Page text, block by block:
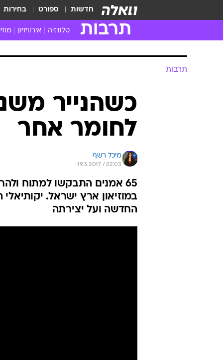
חדשות ספורט בחירות
תרבות טלוויזיה
טלוויזיה מחו"ל
סדרות מומלצות
האח הגדול
אירוויזיון
תרבות
כשהנייר
לחומר אחר
מיכל רשף
19.3.2017 / 22:03
65 אמנים התבקשו למתוח
החדשה ועל יצירתה